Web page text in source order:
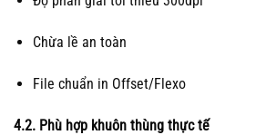
Chừa lề an toàn
File chuẩn in Offset/Flexo
4.2. Phù hợp khuôn thùng thực tế